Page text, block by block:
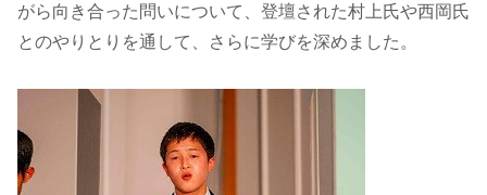
がら向き合った問いについて、登壇された村上氏や西岡氏
とのやりとりを通して、さらに学びを深めました。